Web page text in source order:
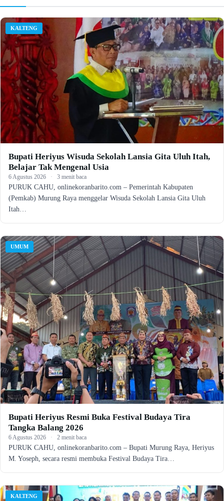
KALTENG
Bupati Heriyus Wisuda Sekolah Lansia Gita Uluh Itah,
Belajar Tak Mengenal Usia
6 Agustus 2026 · 3 menit baca
PURUK CAHU, onlinekoranbarito.com – Pemerintah Kabupaten
(Pemkab) Murung Raya menggelar Wisuda Sekolah Lansia Gita Uluh
Itah…
UMUM
Bupati Heriyus Resmi Buka Festival Budaya Tira
Tangka Balang 2026
6 Agustus 2026 · 2 menit baca
PURUK CAHU, onlinekoranbarito.com – Bupati Murung Raya, Heriyus
M. Yoseph, secara resmi membuka Festival Budaya Tira…
KALTENG